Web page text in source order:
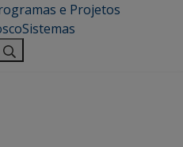
e Projetos
Sistemas